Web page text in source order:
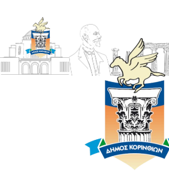
ΔΗΜΟΣ
ΚΟΡΙΝΘΙΩΝ